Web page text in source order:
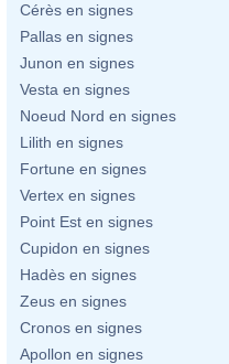
Cérès en signes
Pallas en signes
Junon en signes
Vesta en signes
Noeud Nord en signes
Lilith en signes
Fortune en signes
Vertex en signes
Point Est en signes
Cupidon en signes
Hadès en signes
Zeus en signes
Cronos en signes
Apollon en signes